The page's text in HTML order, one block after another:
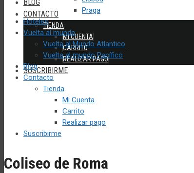
BLOG
CONTACTO
TIENDA
MI CUENTA
CARRITO
REALIZAR PAGO
SUSCRIBIRME
Praga
Hoteles
Vuelta al mundo
Vuelta al Mundo Atlantico
Vuelta al mundo Pacífico
Blog
Contacto
Tienda
Mi Cuenta
Carrito
Realizar pago
Suscribirme
Coliseo de Roma